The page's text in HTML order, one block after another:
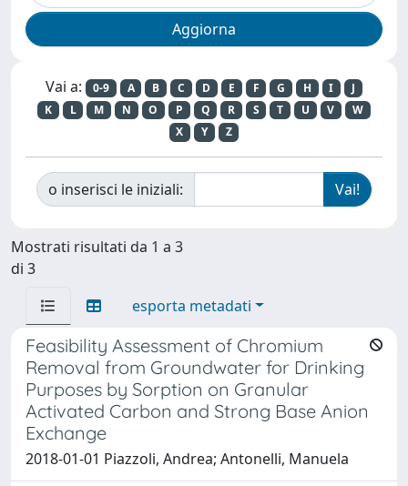
Vai a: 0-9 A B C D E F G H I
J
K
L M N O P Q R S T U V
W
X
Y Z
o inserisci le iniziali:
Mostrati risultati da 1 a 3
di 3
esporta metadati
Feasibility Assessment of Chromium
Removal from Groundwater for Drinking
Purposes by Sorption on Granular
Activated Carbon and Strong Base Anion
Exchange
2018-01-01 Piazzoli, Andrea; Antonelli, Manuela